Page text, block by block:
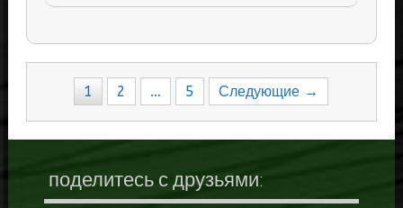
Навигация
записям
1 2 … 5 Следующие →
поделитесь с друзьями: